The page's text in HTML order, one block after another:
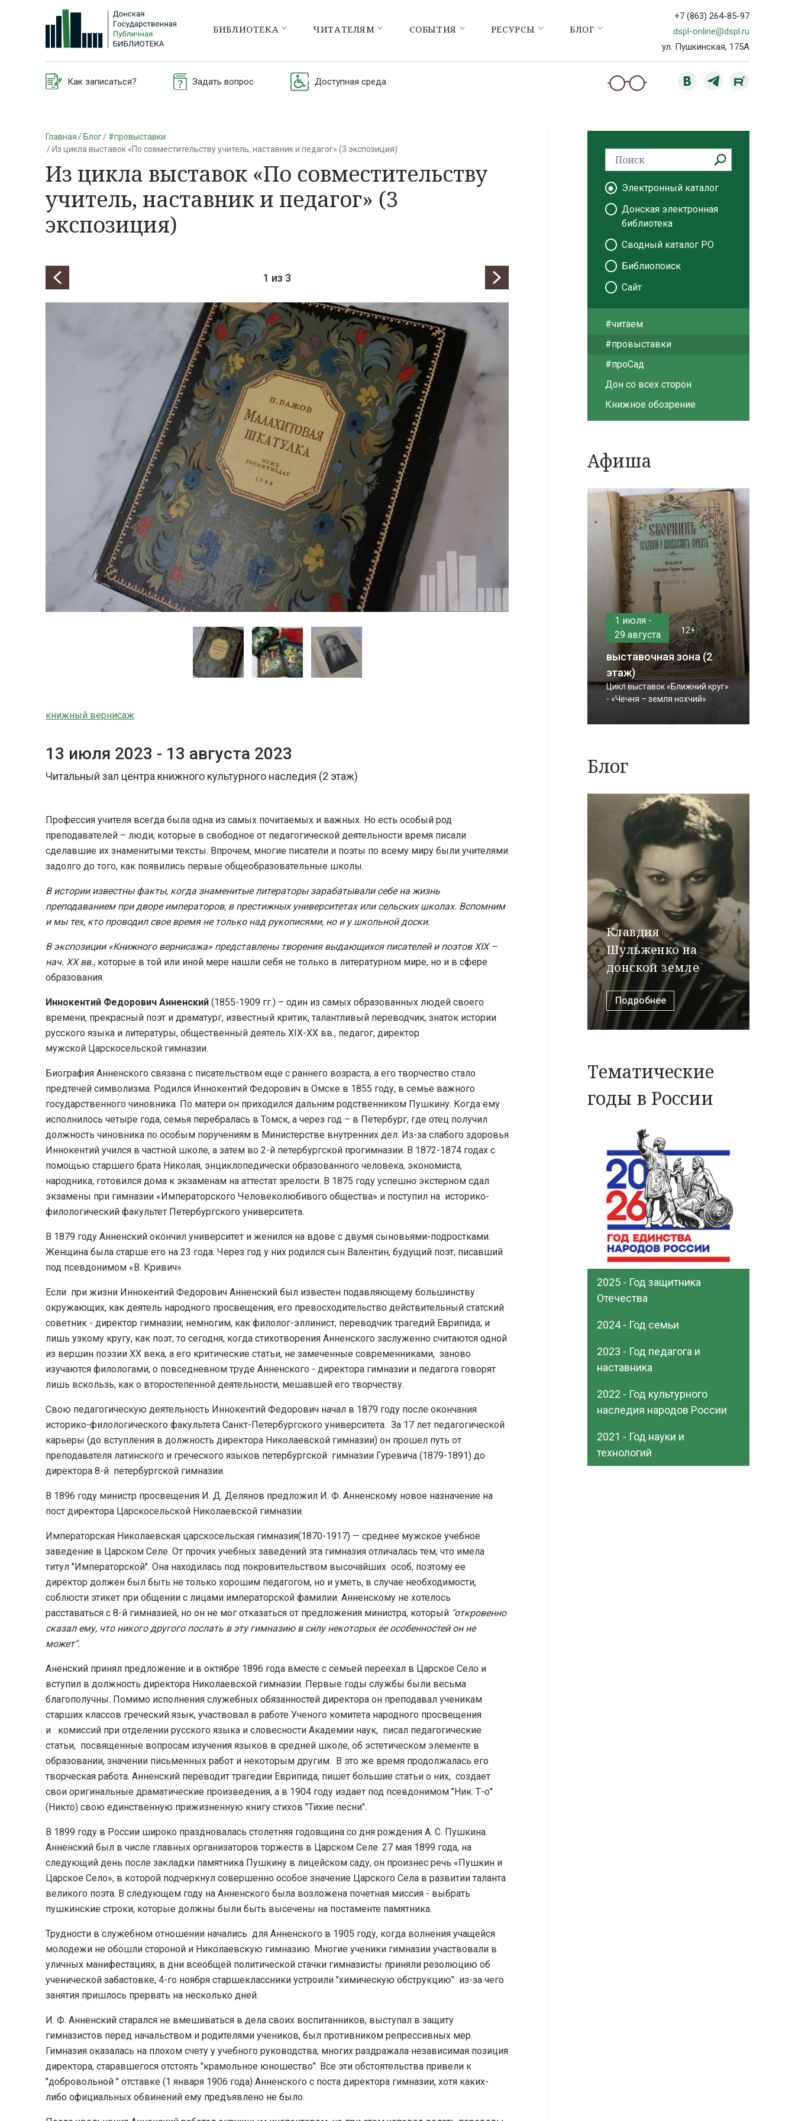
БИБЛИОТЕКА ЧИТАТЕЛЯМ СОБЫТИЯ РЕСУРСЫ БЛОГ
+7 (863) 264-85-97
dspl-online@dspl.ru
ул. Пушкинская, 175А
Как записаться? Задать вопрос Доступная среда
Главная Блог
#провыставки
Из цикла выставок «По совместительству учитель, наставник и педагог» (3 экспозиция)
Из цикла выставок «По совместительству
учитель, наставник и педагог» (3
экспозиция)
1 из 3
книжный вернисаж
13 июля 2023 - 13 августа 2023
Читальный зал центра книжного культурного наследия (2 этаж)
Профессия учителя всегда была одна из самых почитаемых и важных. Но есть особый род
преподавателей – люди, которые в свободное от педагогической деятельности время писали
сделавшие их знаменитыми тексты. Впрочем, многие писатели и поэты по всему миру были учителями
задолго до того, как появились первые общеобразовательные школы.
В истории известны факты, когда знаменитые литераторы зарабатывали себе на жизнь
преподаванием при дворе императоров, в престижных университетах или сельских школах. Вспомним
и мы тех, кто проводил свое время не только над рукописями, но и у школьной доски.
В экспозиции «Книжного вернисажа» представлены творения выдающихся писателей и поэтовXIX–
нач. XXвв., которые в той или иной мере нашли себя не только в литературном мире, но и в сфере
образования.
Иннокентий Федорович Анненский (1855-1909 гг.) – один из самых образованных людей своего
времени, прекрасный поэт и драматург, известный критик, талантливый переводчик, знаток истории
русского языка и литературы, общественный деятель XIX-XX вв., педагог, директор
мужской Царскосельской гимназии.
Биография Анненского связана с писательством еще с раннего возраста, а его творчество стало
предтечей символизма. Родился Иннокентий Федорович в Омске в 1855 году, в семье важного
государственного чиновника. По матери он приходился дальним родственником Пушкину. Когда ему
исполнилось четыре года, семья перебралась в Томск, а через год – в Петербург, где отец получил
должность чиновника по особым поручениям в Министерстве внутренних дел. Из-за слабого здоровья
Иннокентий учился в частной школе, а затем во 2-й петербургской прогимназии. В 1872-1874 годах с
помощью старшего брата Николая, энциклопедически образованного человека, экономиста,
народника, готовился дома к экзаменам на аттестат зрелости. В 1875 году успешно экстерном сдал
экзамены при гимназии «Императорского Человеколюбивого общества» и поступил на историко-
филологический факультет Петербургского университета.
В 1879 году Анненский окончил университет и женился на вдове с двумя сыновьями-подростками.
Женщина была старше его на 23 года. Через год у них родился сын Валентин, будущий поэт, писавший
под псевдонимом «В. Кривич».
Если при жизни Иннокентий Федорович Анненский был известен подавляющему большинству
окружающих, как деятель народного просвещения, его превосходительство действительный статский
советник - директор гимназии; немногим, как филолог-эллинист, переводчик трагедий Еврипида; и
лишь узкому кругу, как поэт, то сегодня, когда стихотворения Анненского заслуженно считаются одной
из вершин поэзии XX века, а его критические статьи, не замеченные современниками, заново
изучаются филологами, о повседневном труде Анненского - директора гимназии и педагога говорят
лишь вскользь, как о второстепенной деятельности, мешавшей его творчеству.
Свою педагогическую деятельность Иннокентий Федорович начал в 1879 году после окончания
историко-филологического факультета Санкт-Петербургского университета. За 17 лет педагогической
карьеры (до вступления в должность директора Николаевской гимназии) он прошел путь от
преподавателя латинского и греческого языков петербургской гимназии Гуревича (1879-1891) до
директора 8-й петербургской гимназии.
В 1896 году министр просвещения И. Д. Делянов предложил И. Ф. Анненскому новое назначение на
пост директора Царскосельской Николаевской гимназии.
Императорская Николаевская царскосельская гимназия(1870-1917) — среднее мужское учебное
заведение в Царском Селе. От прочих учебных заведений эта гимназия отличалась тем, что имела
титул "Императорской". Она находилась под покровительством высочайших особ, поэтому ее
директор должен был быть не только хорошим педагогом, но и уметь, в случае необходимости,
соблюсти этикет при общении с лицами императорской фамилии. Анненскому не хотелось
расставаться с 8-й гимназией, но он не мог отказаться от предложения министра, который "откровенно
сказал ему, что никого другого послать в эту гимназию в силу некоторых ее особенностей он не
может".
Аненский принял предложение и в октябре 1896 года вместе с семьей переехал в Царское Село и
вступил в должность директора Николаевской гимназии. Первые годы службы были весьма
благополучны. Помимо исполнения служебных обязанностей директора он преподавал ученикам
старших классов греческий язык, участвовал в работе Ученого комитета народного просвещения
и комиссий при отделении русского языка и словесности Академии наук, писал педагогические
статьи, посвященные вопросам изучения языков в средней школе, об эстетическом элементе в
образовании, значении письменных работ и некоторым другим. В это же время продолжалась его
творческая работа. Анненский переводит трагедии Еврипида, пишет большие статьи о них, создает
свои оригинальные драматические произведения, а в 1904 году издает под псевдонимом "Ник. Т-о"
(Никто) свою единственную прижизненную книгу стихов "Тихие песни".
В 1899 году в России широко праздновалась столетняя годовщина со дня рождения А. С. Пушкина.
Анненский был в числе главных организаторов торжеств в Царском Селе. 27 мая 1899 года, на
следующий день после закладки памятника Пушкину в лицейском саду, он произнес речь «Пушкин и
Царское Село», в которой подчеркнул совершенно особое значение Царского Села в развитии таланта
великого поэта. В следующем году на Анненского была возложена почетная миссия - выбрать
пушкинские строки, которые должны были быть высечены на постаменте памятника.
Трудности в служебном отношении начались для Анненского в 1905 году, когда волнения учащейся
молодежи не обошли стороной и Николаевскую гимназию. Многие ученики гимназии участвовали в
уличных манифестациях, в дни всеобщей политической стачки гимназисты приняли резолюцию об
ученической забастовке, 4-го ноября старшеклассники устроили "химическую обструкцию" из-за чего
занятия пришлось прервать на несколько дней.
И. Ф. Анненский старался не вмешиваться в дела своих воспитанников, выступал в защиту
гимназистов перед начальством и родителями учеников, был противником репрессивных мер.
Гимназия оказалась на плохом счету у учебного руководства, многих раздражала независимая позиция
директора, старавшегося отстоять "крамольное юношество". Все эти обстоятельства привели к
"добровольной " отставке (1 января 1906 года) Анненского с поста директора гимназии, хотя каких-
либо официальных обвинений ему предъявлено не было.
Электронный каталог
Донская электронная
библиотека
Сводный каталог РО
Библиопоиск
Сайт
#читаем
#провыставки
#проСад
Дон со всех сторон
Книжное обозрение
Афиша
1 июля -
29 августа
12+
выставочная зона (2
этаж)
Цикл выставок «Ближний круг»
- «Чечня – земля нохчий»
Блог
Клавдия
Шульженко на
донской земле
Подробнее
Тематические
годы в России
2025 - Год защитника
Отечества
2024 - Год семьи
2023 - Год педагога и
наставника
2022 - Год культурного
наследия народов России
2021 - Год науки и
технологий